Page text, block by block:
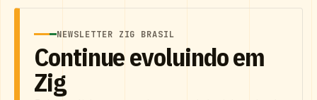
NEWSLETTER ZIG BRASIL
Continue evoluindo em
Zig